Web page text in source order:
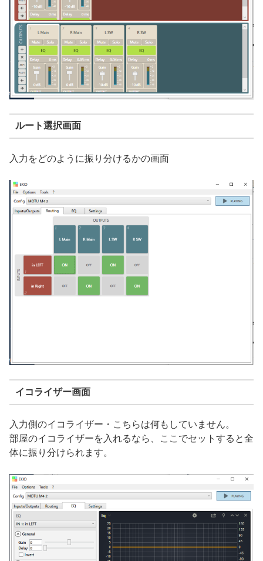
ルート選択画面
入力をどのように振り分けるかの画面
イコライザー画面
入力側のイコライザー・こちらは何もしていません。
部屋のイコライザーを入れるなら、ここでセットすると全
体に振り分けられます。